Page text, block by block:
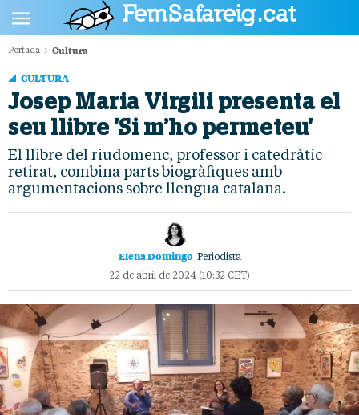
CULTURA
SOCIETAT
ESPORTS
OPINIÓ
Portada Cultura
CULTURA
Josep Maria Virgili presenta el
seu llibre 'Si m’ho permeteu'
El llibre del riudomenc, professor i catedràtic
retirat, combina parts biogràfiques amb
argumentacions sobre llengua catalana.
Elena Domingo Periodista
22 de abril de 2024 (10:32 CET)